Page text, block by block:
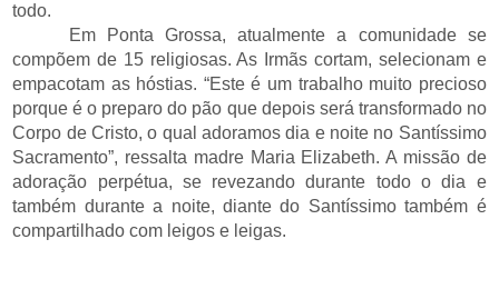
todo.
Em Ponta Grossa, atualmente a comunidade se
compõem de 15 religiosas. As Irmãs cortam, selecionam e
empacotam as hóstias. “Este é um trabalho muito precioso
porque é o preparo do pão que depois será transformado no
Corpo de Cristo, o qual adoramos dia e noite no Santíssimo
Sacramento”, ressalta madre Maria Elizabeth. A missão de
adoração perpétua, se revezando durante todo o dia e
também durante a noite, diante do Santíssimo também é
compartilhado com leigos e leigas.